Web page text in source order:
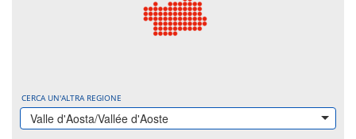
CERCA UN'ALTRA REGIONE
Valle d'Aosta/Vallée d'Aoste